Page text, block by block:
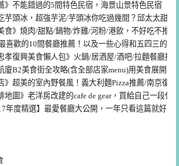
》不能錯過的5間特色民宿，海景山景特色民宿
芋頭冰，超強芋泥/芋頭冰你吃過幾間？邱太太甜
食》燒肉/甜點/鍋物/炸雞/河粉/港飲，不好吃不推
喜歡的10間餐廳推薦！以及一些心得和五四三的東
孝復興美食懶人包》火鍋/居酒屋/酒吧/拉麵餐廳推
廈B2美食街全攻略(含全部店家menu)用美食展開
》超美的室內野餐風！義大利麵Pizza推薦/南京復
地圖》老洋房改建的cafe de gear，買給自己一段休
年度精選】最愛餐廳大公開，一年只看這篇就好